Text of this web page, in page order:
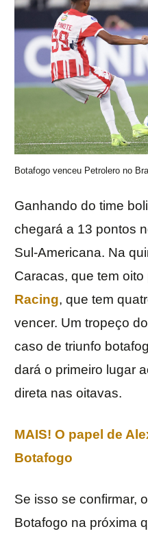
Botafogo venceu Petrolero no
Ganhando do time
chegará a 13 pontos
Sul-Americana. Na
Caracas, que tem
Racing, que tem
vencer. Um tropeço
caso de triunfo
dará o primeiro lugar
direta nas oitavas.
MAIS! O papel de
Botafogo
Se isso se confirmar,
Botafogo na próxima